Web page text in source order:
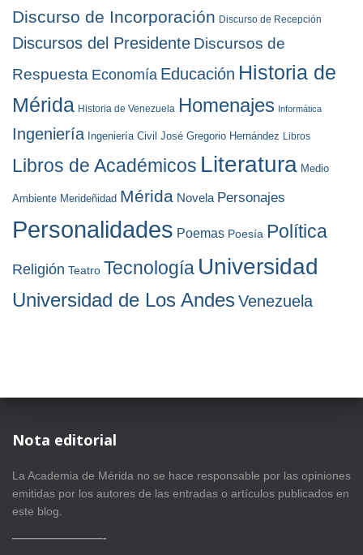
Discurso de Incorporación Discurso de Recepción
Discursos del Presidente Discursos de
Respuesta Economía Educación Historia de
Mérida Historia de Venezuela Homenajes Informática
Ingeniería Ingeniería Civil José Gregorio Hernández Libros
Libros de Académicos Literatura Medio
Ambiente Merideñidad Mérida Novela Personajes
Personalidades Poemas Poesía Política
Religión Teatro Tecnología Universidad
Universidad de Los AndesVenezuela
Nota editorial
La Academia de Mérida no se hace responsable por las opiniones
emitidas por los autores de las entradas o artículos publicados en
este blog.
————————-